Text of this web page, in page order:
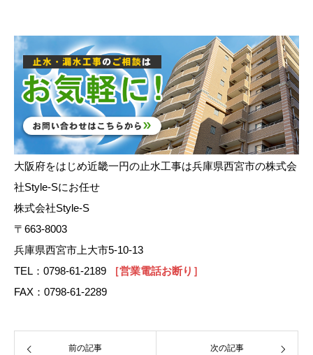
大阪府をはじめ近畿一円の止水工事は兵庫県西宮市の株式会
社Style-Sにお任せ
株式会社Style-S
〒663-8003
兵庫県西宮市上大市5-10-13
TEL：0798-61-2189
［営業電話お断り］
FAX：0798-61-2289
前の記事 次の記事